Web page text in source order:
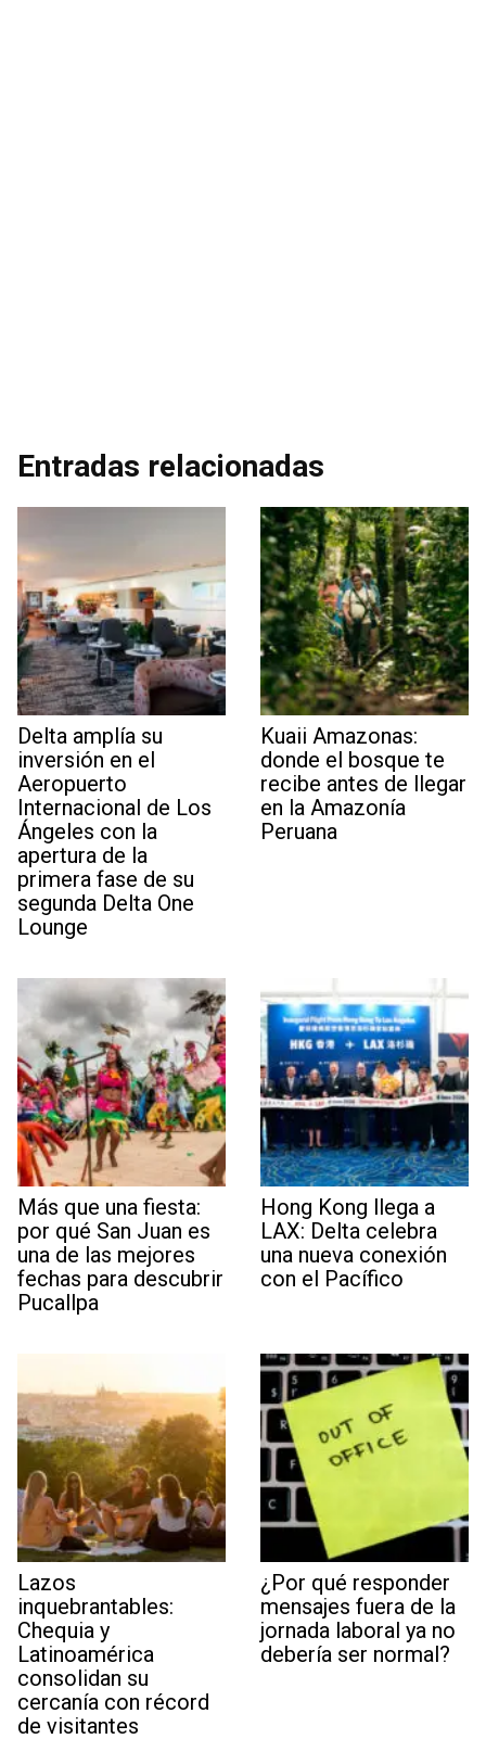
Entradas relacionadas
Delta amplía su
inversión en el
Aeropuerto
Internacional de Los
Ángeles con la
apertura de la
primera fase de su
segunda Delta One
Lounge
Kuaii Amazonas:
donde el bosque te
recibe antes de llegar
en la Amazonía
Peruana
Más que una fiesta:
por qué San Juan es
una de las mejores
fechas para descubrir
Pucallpa
Hong Kong llega a
LAX: Delta celebra
una nueva conexión
con el Pacífico
Lazos
inquebrantables:
Chequia y
Latinoamérica
consolidan su
cercanía con récord
de visitantes
¿Por qué responder
mensajes fuera de la
jornada laboral ya no
debería ser normal?